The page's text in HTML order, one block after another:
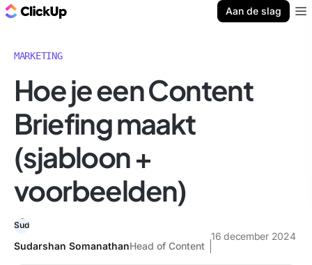
Aan de slag
MARKETING
Hoe je een Content
Briefing maakt
(sjabloon +
voorbeelden)
Sudarshan SomanathanHead of Content
16 december 2024